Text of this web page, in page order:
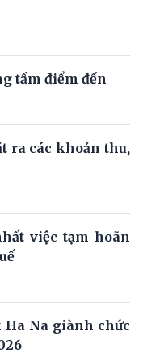
tầm điểm đến
ra các khoản thu,
việc tạm hoãn
Na giành chức